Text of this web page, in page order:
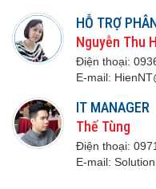
HỖ TRỢ
Nguyễn Thu
Điện thoại:
E-mail: H
IT MANAGER
Thế Tùng
Điện thoại:
E-mail: S